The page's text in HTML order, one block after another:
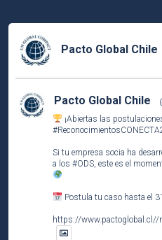
Pacto Global Chile
Pacto Global Chile
¡Abiertas las
Si tu empresa socia ha
a los #ODS , este es el
Postula tu caso hasta el
https://www.pactoglobal.cl//